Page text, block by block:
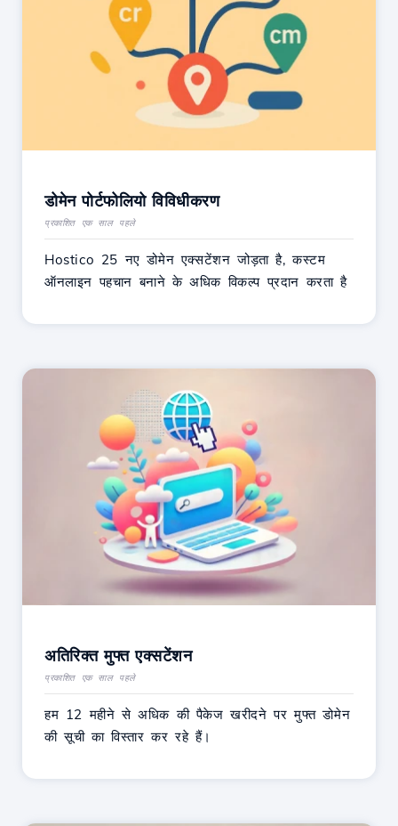
डोमेन पोर्टफोलियो विविधीकरण
प्रकाशित एक साल पहले
Hostico 25 नए डोमेन एक्सटेंशन जोड़ता है, कस्टम
ऑनलाइन पहचान बनाने के अधिक विकल्प प्रदान करता है
अतिरिक्त मुफ्त एक्सटेंशन
प्रकाशित एक साल पहले
हम 12 महीने से अधिक की पैकेज खरीदने पर मुफ्त डोमेन
की सूची का विस्तार कर रहे हैं।